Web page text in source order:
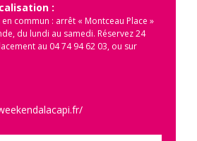
:
commun : arrêt « Montceau Place »
du lundi au samedi. Réservez 24
au 04 74 94 62 03, ou sur